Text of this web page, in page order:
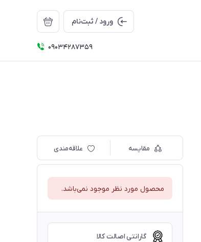
ورود / ثبت‌نام
09034287359
مقایسه علاقه‌مندی
محصول مورد نظر موجود نمی‌باشد.
گارانتی اصالت کالا